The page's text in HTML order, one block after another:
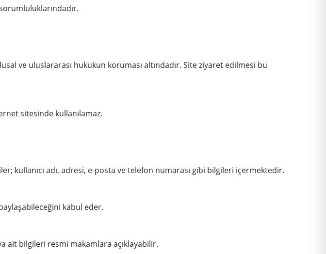
ve uluslararası hukukun koruması altındadır. Site ziyaret edilmesi bu
sitesinde kullanılamaz.
kullanıcı adı, adresi, e-posta ve telefon numarası gibi bilgileri içermektedir.
kabul eder.
ait bilgileri resmi makamlara açıklayabilir.